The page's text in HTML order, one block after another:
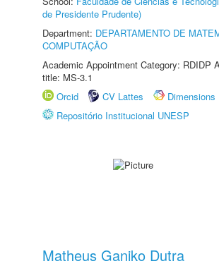
de Presidente Prudente)
Department: DEPARTAMENTO DE
COMPUTAÇÃO
Academic Appointment Category: RDIDP
title: MS-3.1
Orcid
CV Lattes
Dimensions
Repositório Institucional UNESP
Matheus Ganiko Dutra